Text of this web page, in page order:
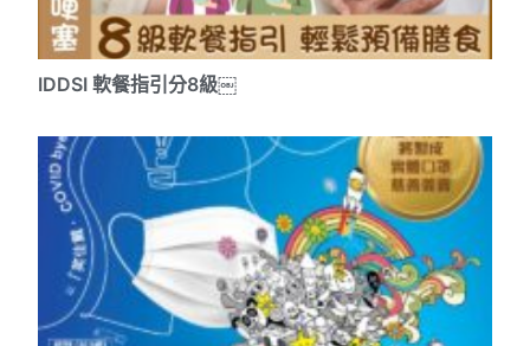
IDDSI 軟餐指引分8級￼